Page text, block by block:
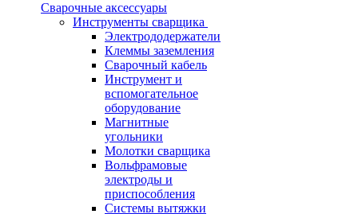
Сварочные аксессуары
Инструменты сварщика
Электрододержатели
Клеммы заземления
Сварочный кабель
Инструмент и
вспомогательное
оборудование
Магнитные
угольники
Молотки сварщика
Вольфрамовые
электроды и
приспособления
Системы вытяжки